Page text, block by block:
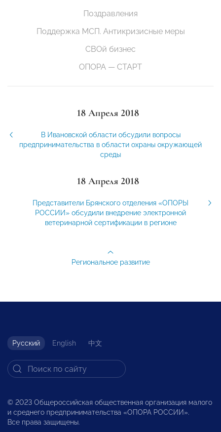
Поздравления
Поддержка МСП. Антикризисные меры
СВОй бизнес
ОПОРА — СТАРТ
18 Апреля 2018
В Ивановской области обсудили вопросы
предпринимательства в области охраны окружающей
среды
18 Апреля 2018
Представители Брянского отделения «ОПОРЫ
РОССИИ» обсудили внедрение электронной
ветеринарной сертификации в регионе
Региональное развитие
Русский English 中文
© 2023 Общероссийская общественная организация малого
и среднего предпринимательства «ОПОРА РОССИИ».
Все права защищены.